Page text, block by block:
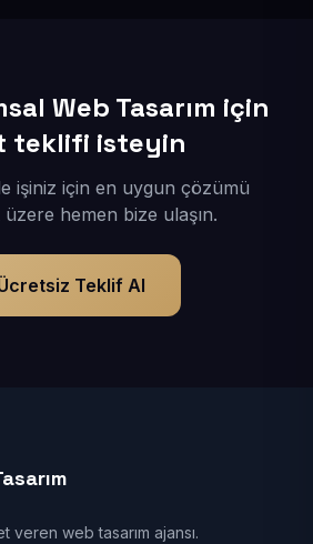
Web Tasarım için
teklifi isteyin
işiniz için en uygun çözümü
hemen bize ulaşın.
Teklif Al
web tasarım ajansı.